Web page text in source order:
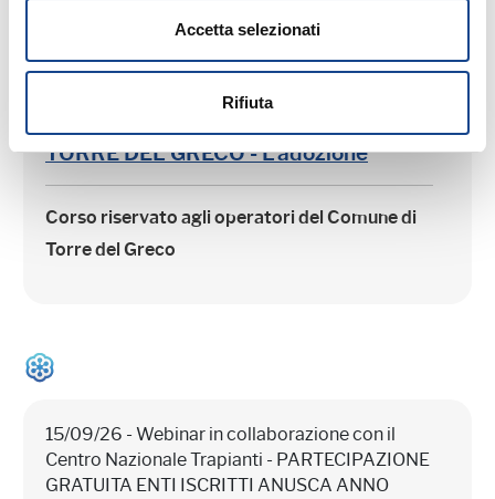
Accetta selezionati
Rifiuta
Comune di Torre del Greco
TORRE DEL GRECO - L'adozione
Corso riservato agli operatori del Comune di
Torre del Greco
15/09/26 - Webinar in collaborazione con il
Centro Nazionale Trapianti - PARTECIPAZIONE
GRATUITA ENTI ISCRITTI ANUSCA ANNO